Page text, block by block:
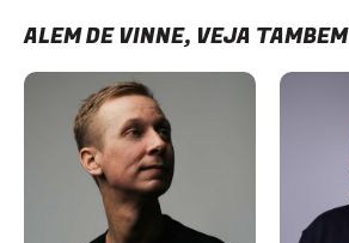
ALÉM DE VINNE, VEJA TAMBÉM